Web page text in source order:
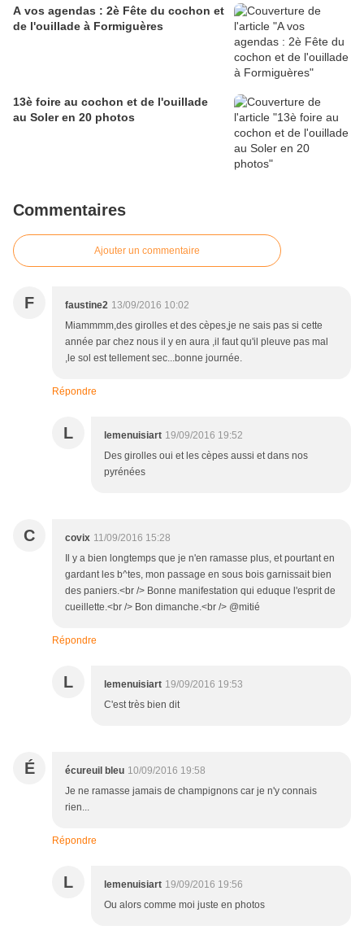
A vos agendas : 2è Fête du cochon et
de l'ouillade à Formiguères
13è foire au cochon et de l'ouillade
au Soler en 20 photos
Commentaires
Ajouter un commentaire
F faustine2 13/09/2016 10:02
Miammmm,des girolles et des cèpes,je ne sais pas si cette
année par chez nous il y en aura ,il faut qu'il pleuve pas mal
,le sol est tellement sec...bonne journée.
Répondre
L lemenuisiart 19/09/2016 19:52
Des girolles oui et les cèpes aussi et dans nos
pyrénées
C covix 11/09/2016 15:28
Il y a bien longtemps que je n'en ramasse plus, et pourtant en
gardant les b^tes, mon passage en sous bois garnissait bien
des paniers.<br /> Bonne manifestation qui eduque l'esprit de
cueillette.<br /> Bon dimanche.<br /> @mitié
Répondre
L lemenuisiart 19/09/2016 19:53
C'est très bien dit
É écureuil bleu 10/09/2016 19:58
Je ne ramasse jamais de champignons car je n'y connais
rien...
Répondre
L lemenuisiart 19/09/2016 19:56
Ou alors comme moi juste en photos